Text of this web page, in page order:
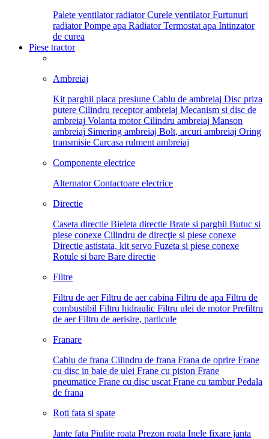
Palete ventilator radiator Curele ventilator Furtunuri
radiator Pompe apa Radiator Termostat apa Intinzator
de curea
Piese tractor
Ambreiaj
Kit parghii placa presiune Cablu de ambreiaj Disc priza
putere Cilindru receptor ambreiaj Mecanism si disc de
ambreiaj Volanta motor Cilindru ambreiaj Manson
ambreiaj Simering ambreiaj Bolt, arcuri ambreiaj Oring
transmisie Carcasa rulment ambreiaj
Componente electrice
Alternator Contactoare electrice
Directie
Caseta directie Bieleta directie Brate si parghii Butuc si
piese conexe Cilindru de direcţie si piese conexe
Directie astistata, kit servo Fuzeta si piese conexe
Rotule si bare Bare directie
Filtre
Filtru de aer Filtru de aer cabina Filtru de apa Filtru de
combustibil Filtru hidraulic Filtru ulei de motor Prefiltru
de aer Filtru de aerisire, particule
Franare
Cablu de frana Cilindru de frana Frana de oprire Frane
cu disc in baie de ulei Frane cu piston Frane
pneumatice Frane cu disc uscat Frane cu tambur Pedala
de frana
Roti fata si spate
Jante fata Piulite roata Prezon roata Inele fixare janta